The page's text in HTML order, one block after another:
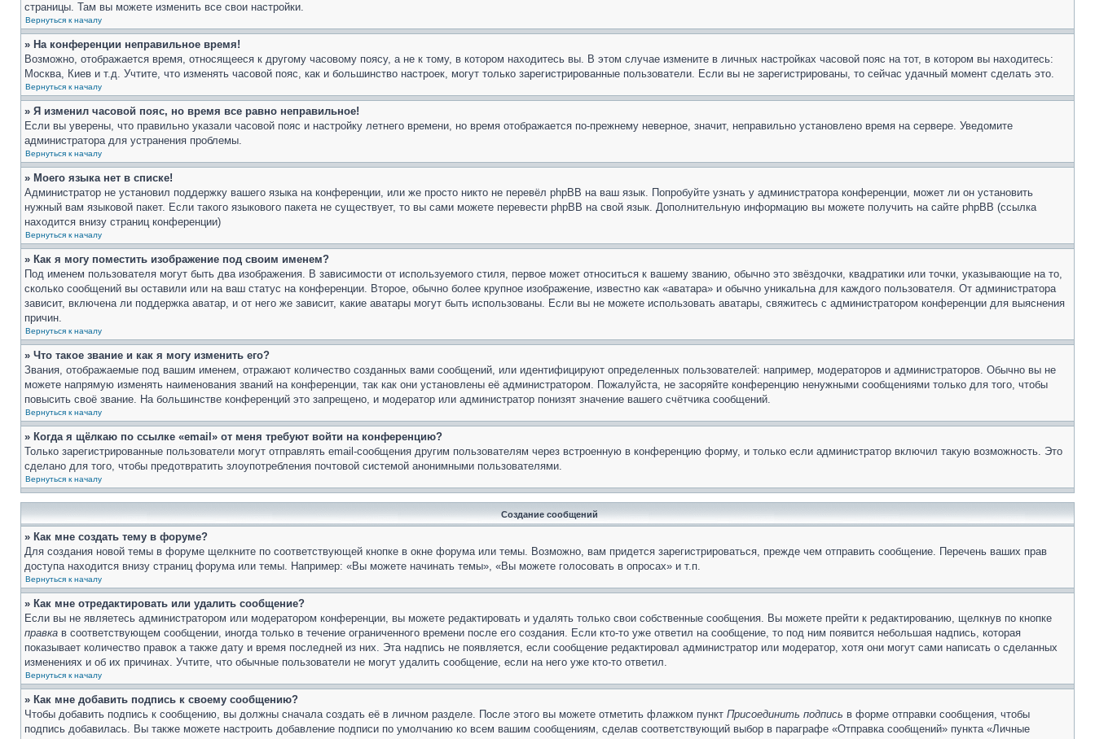
страницы. Там вы можете изменить все свои настройки.
Вернуться к началу
» На конференции неправильное время!
Возможно, отображается время, относящееся к другому часовому поясу, а не к тому, в котором находитесь вы. В этом случае измените в личных настройках часовой пояс на тот, в котором вы находитесь:
Москва, Киев и т.д. Учтите, что изменять часовой пояс, как и большинство настроек, могут только зарегистрированные пользователи. Если вы не зарегистрированы, то сейчас удачный момент сделать это.
Вернуться к началу
» Я изменил часовой пояс, но время все равно неправильное!
Если вы уверены, что правильно указали часовой пояс и настройку летнего времени, но время отображается по-прежнему неверное, значит, неправильно установлено время на сервере. Уведомите
администратора для устранения проблемы.
Вернуться к началу
» Моего языка нет в списке!
Администратор не установил поддержку вашего языка на конференции, или же просто никто не перевёл phpBB на ваш язык. Попробуйте узнать у администратора конференции, может ли он установить
нужный вам языковой пакет. Если такого языкового пакета не существует, то вы сами можете перевести phpBB на свой язык. Дополнительную информацию вы можете получить на сайте phpBB (ссылка
находится внизу страниц конференции)
Вернуться к началу
» Как я могу поместить изображение под своим именем?
Под именем пользователя могут быть два изображения. В зависимости от используемого стиля, первое может относиться к вашему званию, обычно это звёздочки, квадратики или точки, указывающие на то,
сколько сообщений вы оставили или на ваш статус на конференции. Второе, обычно более крупное изображение, известно как «аватара» и обычно уникальна для каждого пользователя. От администратора
зависит, включена ли поддержка аватар, и от него же зависит, какие аватары могут быть использованы. Если вы не можете использовать аватары, свяжитесь с администратором конференции для выяснения
причин.
Вернуться к началу
» Что такое звание и как я могу изменить его?
Звания, отображаемые под вашим именем, отражают количество созданных вами сообщений, или идентифицируют определенных пользователей: например, модераторов и администраторов. Обычно вы не
можете напрямую изменять наименования званий на конференции, так как они установлены её администратором. Пожалуйста, не засоряйте конференцию ненужными сообщениями только для того, чтобы
повысить своё звание. На большинстве конференций это запрещено, и модератор или администратор понизят значение вашего счётчика сообщений.
Вернуться к началу
» Когда я щёлкаю по ссылке «email» от меня требуют войти на конференцию?
Только зарегистрированные пользователи могут отправлять email-сообщения другим пользователям через встроенную в конференцию форму, и только если администратор включил такую возможность. Это
сделано для того, чтобы предотвратить злоупотребления почтовой системой анонимными пользователями.
Вернуться к началу
Создание сообщений
» Как мне создать тему в форуме?
Для создания новой темы в форуме щелкните по соответствующей кнопке в окне форума или темы. Возможно, вам придется зарегистрироваться, прежде чем отправить сообщение. Перечень ваших прав
доступа находится внизу страниц форума или темы. Например: «Вы можете начинать темы», «Вы можете голосовать в опросах» и т.п.
Вернуться к началу
» Как мне отредактировать или удалить сообщение?
Если вы не являетесь администратором или модератором конференции, вы можете редактировать и удалять только свои собственные сообщения. Вы можете прейти к редактированию, щелкнув по кнопке
правка в соответствующем сообщении, иногда только в течение ограниченного времени после его создания. Если кто-то уже ответил на сообщение, то под ним появится небольшая надпись, которая
показывает количество правок а также дату и время последней из них. Эта надпись не появляется, если сообщение редактировал администратор или модератор, хотя они могут сами написать о сделанных
изменениях и об их причинах. Учтите, что обычные пользователи не могут удалить сообщение, если на него уже кто-то ответил.
Вернуться к началу
» Как мне добавить подпись к своему сообщению?
Чтобы добавить подпись к сообщению, вы должны сначала создать её в личном разделе. После этого вы можете отметить флажком пункт Присоединить подпись в форме отправки сообщения, чтобы
подпись добавилась. Вы также можете настроить добавление подписи по умолчанию ко всем вашим сообщениям, сделав соответствующий выбор в параграфе «Отправка сообщений» пункта «Личные